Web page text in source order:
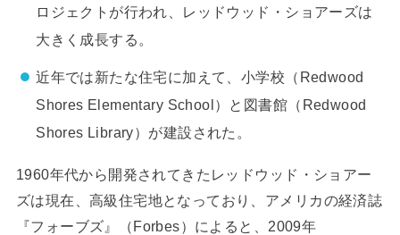
ロジェクトが行われ、レッドウッド・ショアーズは
大きく成長する。
近年では新たな住宅に加えて、小学校（Redwood
Shores Elementary School）と図書館（Redwood
Shores Library）が建設された。
1960年代から開発されてきたレッドウッド・ショアー
ズは現在、高級住宅地となっており、アメリカの経済誌
『フォーブズ』（Forbes）によると、2009年